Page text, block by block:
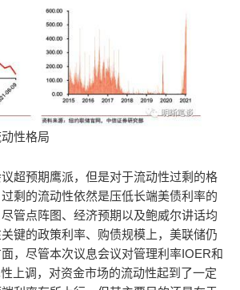
性格局
超预期鹰派，但是对于流动性过剩的格
剩的流动性依然是压低长端美债利率的
管点阵图、经济预期以及鲍威尔讲话均
键的政策利率、购债规模上，美联储仍
，尽管本次议息会议对管理利率IOER和
上调，对资金市场的流动性起到了一定